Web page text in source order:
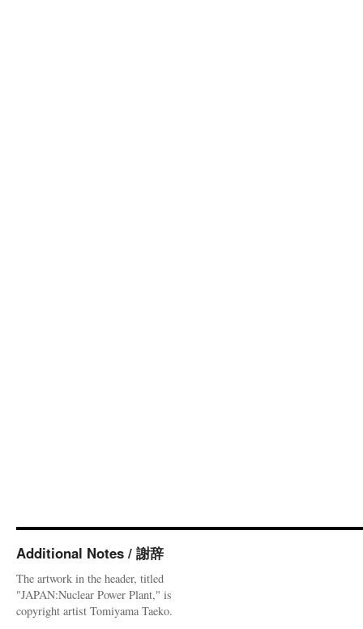
Additional Notes / 謝辞
The artwork in the header, titled
"JAPAN:Nuclear Power Plant," is
copyright artist Tomiyama Taeko.